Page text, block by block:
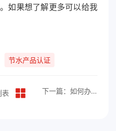
如果想了解更多可以给我
节水产品认证
表 下一篇：如何办理铁路产品认证？